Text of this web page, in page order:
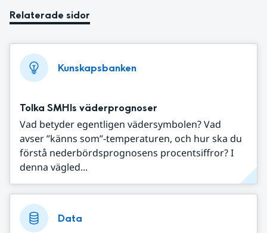
Relaterade sidor
Kunskapsbanken
Tolka SMHIs väderprognoser
Vad betyder egentligen vädersymbolen? Vad
avser ”känns som”-temperaturen, och hur ska du
förstå nederbördsprognosens procentsiffror? I
denna vägled...
Data